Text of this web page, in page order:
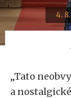
4.
„Tato
a